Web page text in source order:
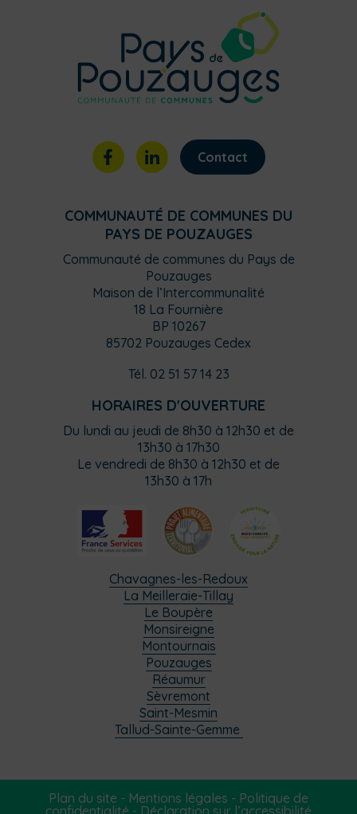
Contact
COMMUNAUTÉ DE COMMUNES DU
PAYS DE POUZAUGES
Communauté de communes du Pays de
Pouzauges
Maison de l’Intercommunalité
18 La Fournière
BP 10267
85702 Pouzauges Cedex
Tél. 02 51 57 14 23
HORAIRES D'OUVERTURE
Du lundi au jeudi de 8h30 à 12h30 et de
13h30 à 17h30
Le vendredi de 8h30 à 12h30 et de
13h30 à 17h
Chavagnes-les-Redoux
La Meilleraie-Tillay
Le Boupère
Monsireigne
Montournais
Pouzauges
Réaumur
Sèvremont
Saint-Mesmin
Tallud-Sainte-Gemme
Plan du site - Mentions légales - Politique de
confidentialité - Déclaration sur l’accessibilité